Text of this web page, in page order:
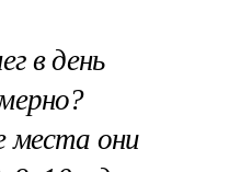
в день
места они